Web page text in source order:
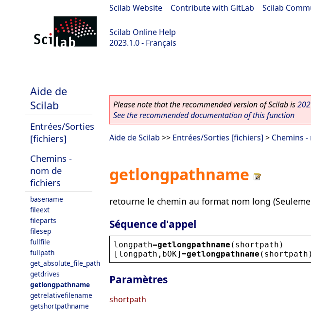
Scilab Website Contribute with GitLab Scilab
Scilab Online Help
2023.1.0 - Français
Aide de
Scilab
Entrées/Sorties
[fichiers]
Chemins -
nom de
fichiers
basename
fileext
fileparts
filesep
fullfile
fullpath
get_absolute_file_path
getdrives
getlongpathname
getrelativefilename
getshortpathname
Please note that the recommended version of Scilab is
See the recommended documentation of this function
Aide de Scilab >> Entrées/Sorties [fichiers] > Chemins
getlongpathname
retourne le chemin au format nom long
Séquence d'appel
longpath=getlongpathname ( shortpath )
[ longpath , bOK]=getlongpathname ( shortpath )
Paramètres
shortpath